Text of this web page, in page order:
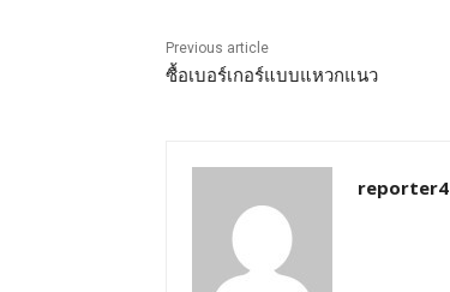
Previous article
ซื้อเบอร์เกอร์แบบแหวกแนว
reporter4